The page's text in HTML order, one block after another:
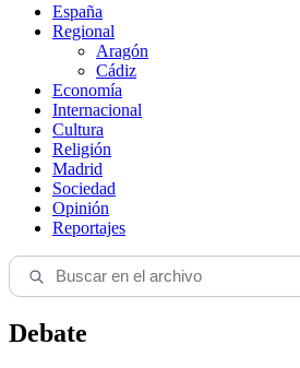
España
Regional
Aragón
Cádiz
Economía
Internacional
Cultura
Religión
Madrid
Sociedad
Opinión
Reportajes
Debate